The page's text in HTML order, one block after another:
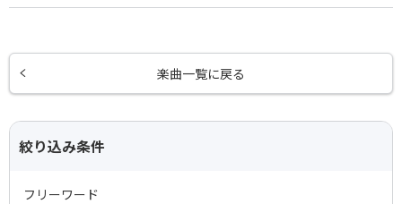
楽曲一覧に戻る
絞り込み条件
フリーワード